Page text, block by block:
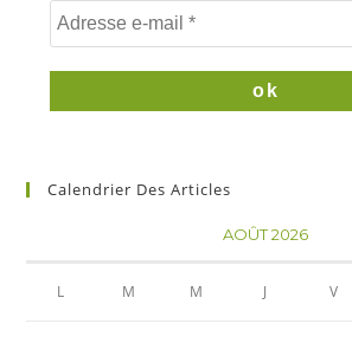
Calendrier Des Articles
AOÛT 2026
L M M J V